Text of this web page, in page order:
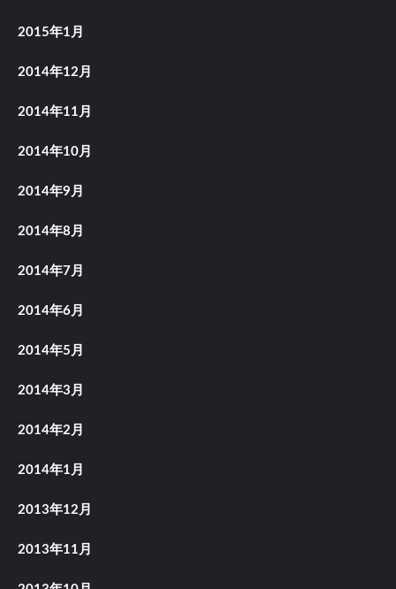
2015年1月
2014年12月
2014年11月
2014年10月
2014年9月
2014年8月
2014年7月
2014年6月
2014年5月
2014年3月
2014年2月
2014年1月
2013年12月
2013年11月